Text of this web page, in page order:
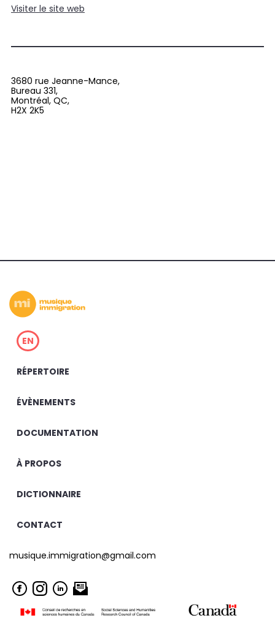
Visiter le site web
3680 rue Jeanne-Mance,
Bureau 331,
Montréal, QC,
H2X 2K5
EN
RÉPERTOIRE
ÉVÈNEMENTS
DOCUMENTATION
À PROPOS
DICTIONNAIRE
CONTACT
musique.immigration@gmail.com